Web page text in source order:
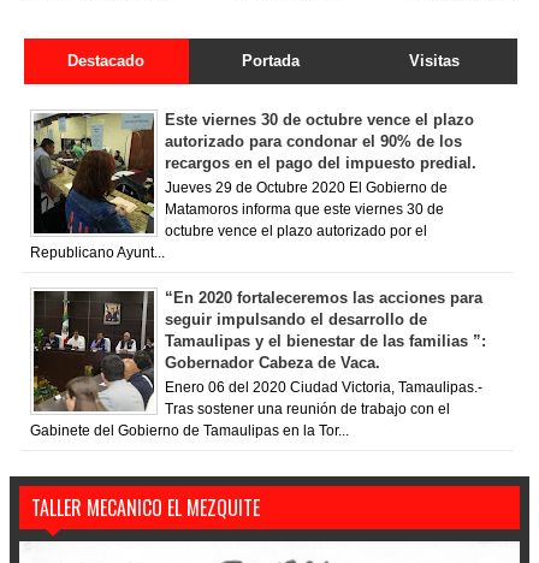
Destacado Portada Visitas
Este viernes 30 de octubre vence el plazo
autorizado para condonar el 90% de los
recargos en el pago del impuesto predial.
Jueves 29 de Octubre 2020 El Gobierno de
Matamoros informa que este viernes 30 de
octubre vence el plazo autorizado por el
Republicano Ayunt...
“En 2020 fortaleceremos las acciones para
seguir impulsando el desarrollo de
Tamaulipas y el bienestar de las familias ”:
Gobernador Cabeza de Vaca.
Enero 06 del 2020 Ciudad Victoria, Tamaulipas.-
Tras sostener una reunión de trabajo con el
Gabinete del Gobierno de Tamaulipas en la Tor...
TALLER MECANICO EL MEZQUITE